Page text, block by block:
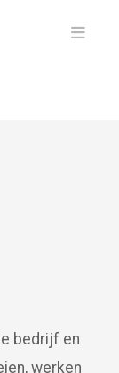
bedrijf en
werken